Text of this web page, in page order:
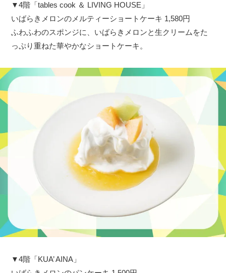
▼4階「tables cook ＆ LIVING HOUSE」
いばらきメロンのメルティーショートケーキ 1,580円
ふわふわのスポンジに、いばらきメロンと生クリームをた
っぷり重ねた華やかなショートケーキ。
▼4階「KUA’ AINA」